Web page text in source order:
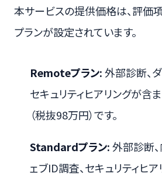
本サービスの提供価格は、評価
プランが設定されています。
Remoteプラン:外部診断、
セキュリティヒアリングが含
（税抜98万円）です。
Standardプラン:外部診断
ェブID調査、セキュリティヒ